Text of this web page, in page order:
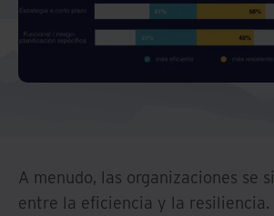
A menudo, las organizaciones se
entre la eficiencia y la resiliencia.